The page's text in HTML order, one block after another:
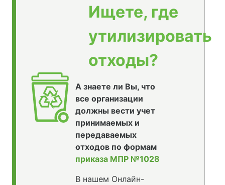
Ищете, где
утилизировать
отходы?
А знаете ли Вы, что
все организации
должны вести учет
принимаемых и
передаваемых
отходов по формам
приказа МПР №1028
В нашем Онлайн-